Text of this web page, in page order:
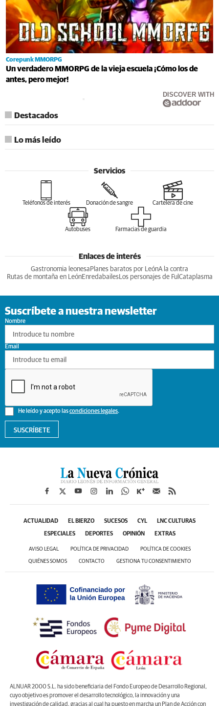
Corepunk MMORPG
Un verdadero MMORPG de la vieja escuela ¡Cómo los de
antes, pero mejor!
DISCOVER WITH
Destacados
Lo más leído
Servicios
Teléfonos de interés Donación de sangre Cartelera de cine
Autobuses Farmacias de guardia
Enlaces de interés
Gastronomia leonesa Planes baratos por LeónA la contra
Rutas de montaña en LeónEnredabailesLos personajes de Ful Cataplasma
Suscríbete a nuestra newsletter
Nombre
He leído y acepto lascondiciones legales.
Email
SUSCRÍBETE
ACTUALIDAD EL BIERZO SUCESOS CYL LNC CULTURAS
ESPECIALES DEPORTES OPINIÓN EXTRAS
AVISO LEGAL POLÍTICA DE PRIVACIDAD POLÍTICA DE COOKIES
QUIÉNES SOMOS CONTACTO GESTIONA TU CONSENTIMIENTO
ALNUAR 2000 S.L. ha sido beneficiaria del Fondo Europeo de Desarrollo Regional,
cuyo objetivo es promover el desarrollo tecnológico, la innovación y una
investigación de calidad, gracias al cual ha puesto en marcha un Plan de Acción con